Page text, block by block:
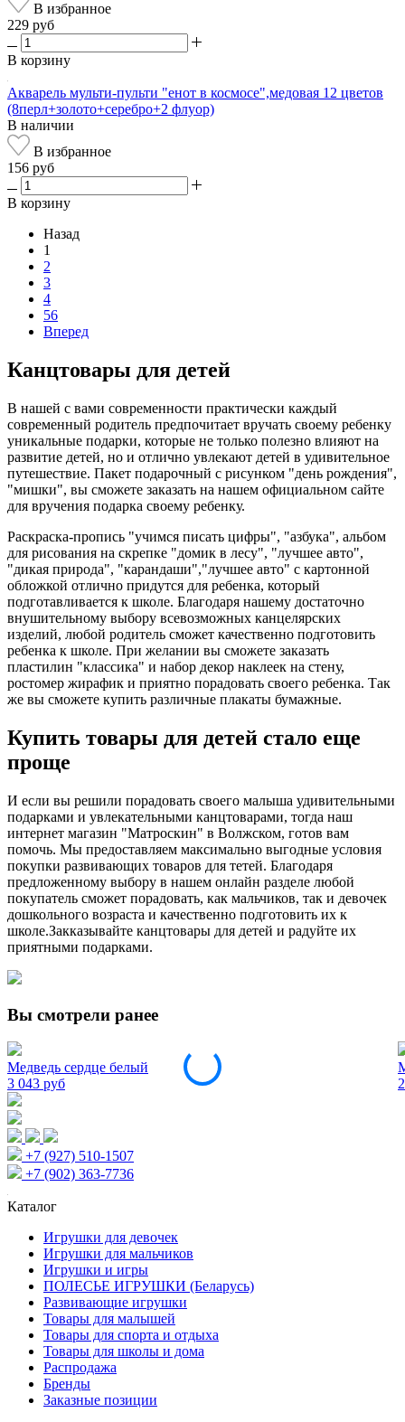
В избранное
229 руб
В корзину
Акварель мульти-пульти "енот в космосе",медовая 12 цветов
(8перл+золото+серебро+2 флуор)
В наличии
В избранное
156 руб
В корзину
Назад
1
2
3
4
56
Вперед
Канцтовары для детей
В нашей с вами современности практически каждый
современный родитель предпочитает вручать своему ребенку
уникальные подарки, которые не только полезно влияют на
развитие детей, но и отлично увлекают детей в удивительное
путешествие. Пакет подарочный с рисунком "день рождения",
"мишки", вы сможете заказать на нашем официальном сайте
для вручения подарка своему ребенку.
Раскраска-пропись "учимся писать цифры", "азбука", альбом
для рисования на скрепке "домик в лесу", "лучшее авто",
"дикая природа", "карандаши","лучшее авто" с картонной
обложкой отлично придутся для ребенка, который
подготавливается к школе. Благодаря нашему достаточно
внушительному выбору всевозможных канцелярских
изделий, любой родитель сможет качественно подготовить
ребенка к школе. При желании вы сможете заказать
пластилин "классика" и набор декор наклеек на стену,
ростомер жирафик и приятно порадовать своего ребенка. Так
же вы сможете купить различные плакаты бумажные.
Купить товары для детей стало еще
проще
И если вы решили порадовать своего малыша удивительными
подарками и увлекательными канцтоварами, тогда наш
интернет магазин "Матроскин" в Волжском, готов вам
помочь. Мы предоставляем максимально выгодные условия
покупки развивающих товаров для тетей. Благодаря
предложенному выбору в нашем онлайн разделе любой
покупатель сможет порадовать, как мальчиков, так и девочек
дошкольного возраста и качественно подготовить их к
школе.Закказывайте канцтовары для детей и радуйте их
приятными подарками.
Вы смотрели ранее
Медведь сердце белый
3 043 руб
+7 (927) 510-1507
+7 (902) 363-7736
Каталог
Игрушки для девочек
Игрушки для мальчиков
Игрушки и игры
ПОЛЕСЬЕ ИГРУШКИ (Беларусь)
Развивающие игрушки
Товары для малышей
Товары для спорта и отдыха
Товары для школы и дома
Распродажа
Бренды
Заказные позиции